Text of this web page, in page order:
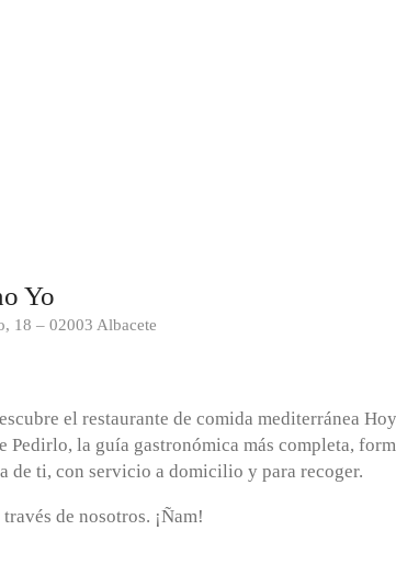
Yo
18 – 02003 Albacete
el restaurante de comida mediterránea
Pedirlo, la guía gastronómica más completa,
de ti, con servicio a domicilio y para recoger.
de nosotros. ¡Ñam!